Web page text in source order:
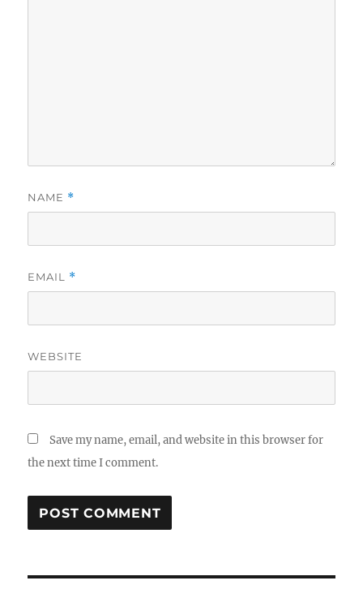
NAME *
EMAIL *
WEBSITE
Save my name, email, and website in this browser for
the next time I comment.